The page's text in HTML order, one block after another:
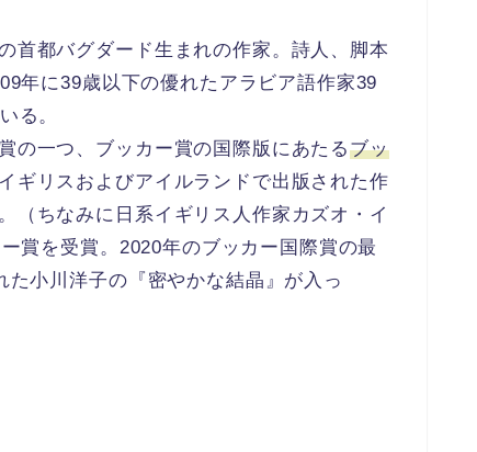
首都バグダード生まれの作家。詩人、脚本
年に39歳以下の優れたアラビア語作家39
る。
の一つ、ブッカー賞の国際版にあたるブッ
ギリスおよびアイルランドで出版された作
（ちなみに日系イギリス人作家カズオ・イ
賞を受賞。2020年のブッカー国際賞の最
小川洋子の『密やかな結晶』が入っ